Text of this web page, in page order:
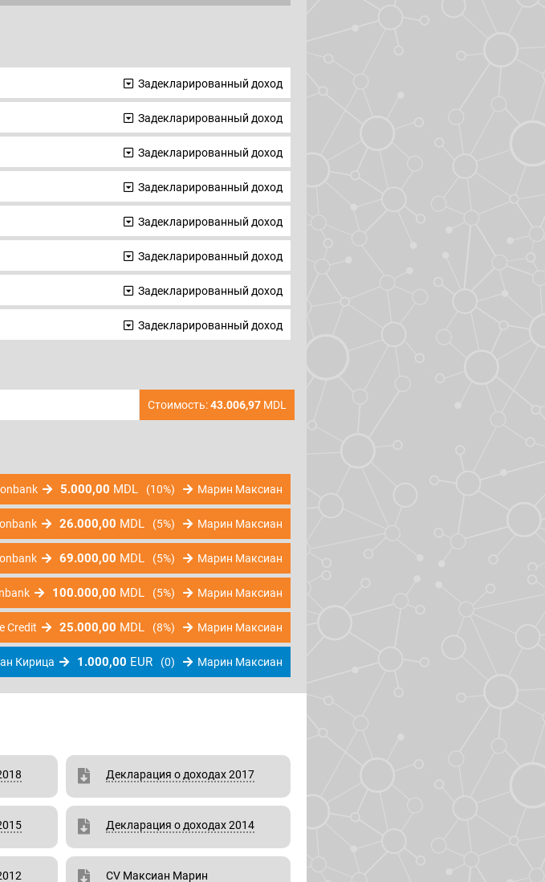
Задекларированный доход
Задекларированный доход
Задекларированный доход
Задекларированный доход
Задекларированный доход
Задекларированный доход
Задекларированный доход
Задекларированный доход
Стоимость:43.006,97 MDL
Марин Максиан
(10%)
5.000,00 MDL
Марин Максиан
(5%)
26.000,00 MDL
Марин Максиан
(5%)
69.000,00 MDL
Марин Максиан
(5%)
100.000,00 MDL
Марин Максиан
(8%)
25.000,00 MDL
Credit
Марин Максиан
(0)
1.000,00 EUR
Кирица
Декларация о доходах 2017
Декларация о доходах 2014
CV Максиан Марин